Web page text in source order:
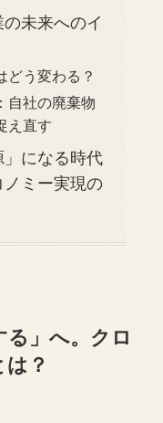
未来へのイ
どう変わる？
自社の廃棄物
え直す
」になる時代
ミー実現の
る」へ。クロ
？